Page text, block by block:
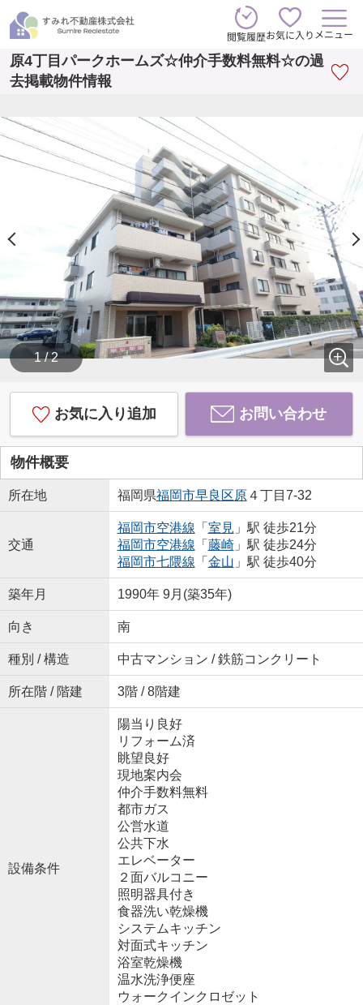
閲覧履歴お気に入り メニュー
原4丁目パークホームズ☆仲介手数料無料☆の過
去掲載物件情報
1 / 2
お気に入り追加 お問い合わせ
物件概要
所在地 福岡県福岡市早良区原４丁目7-32
交通
福岡市空港線 「 室見 」駅 徒歩21分
福岡市空港線 「 藤崎」駅 徒歩24分
福岡市七隈線 「 金山 」駅 徒歩40分
築年月 1990年 9月(築35年)
向き 南
種別 / 構造 中古マンション / 鉄筋コンクリート
所在階 / 階建 3階 / 8階建
設備条件
陽当り良好
リフォーム済
眺望良好
現地案内会
仲介手数料無料
都市ガス
公営水道
公共下水
エレベーター
２面バルコニー
照明器具付き
食器洗い乾燥機
システムキッチン
対面式キッチン
浴室乾燥機
温水洗浄便座
ウォークインクロゼット